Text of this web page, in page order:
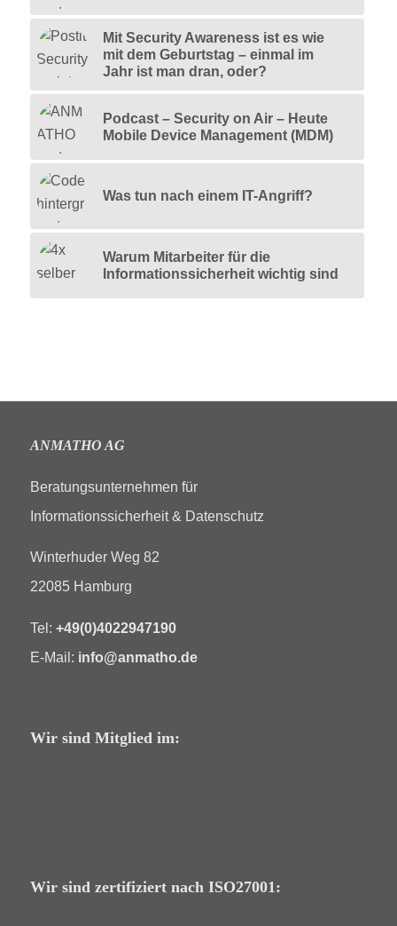
Mit Security Awareness ist es wie
mit dem Geburtstag – einmal im
Jahr ist man dran, oder?
Podcast – Security on Air – Heute
Mobile Device Management (MDM)
Was tun nach einem IT-Angriff?
Warum Mitarbeiter für die
Informationssicherheit wichtig sind
ANMATHO AG
Beratungsunternehmen für
Informationssicherheit & Datenschutz
Winterhuder Weg 82
22085 Hamburg
Tel: +49(0)4022947190
E-Mail: info@anmatho.de
Wir sind Mitglied im:
Wir sind zertifiziert nach ISO27001: